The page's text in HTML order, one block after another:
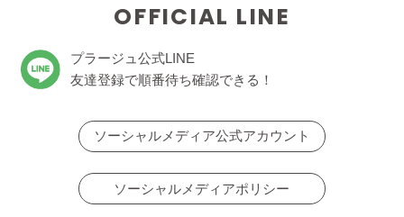
OFFICIAL LINE
プラージュ公式LINE
友達登録で順番待ち確認できる！
ソーシャルメディア公式アカウント
ソーシャルメディアポリシー